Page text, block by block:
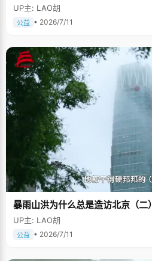
UP主: LAO胡
公益 • 2026/7/11
暴雨山洪为什么总是造访北京（二）
UP主: LAO胡
公益 • 2026/7/11